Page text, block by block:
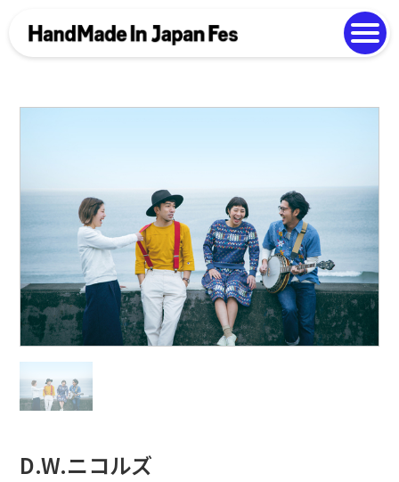
Photo Gallery
D.W.ニコルズ